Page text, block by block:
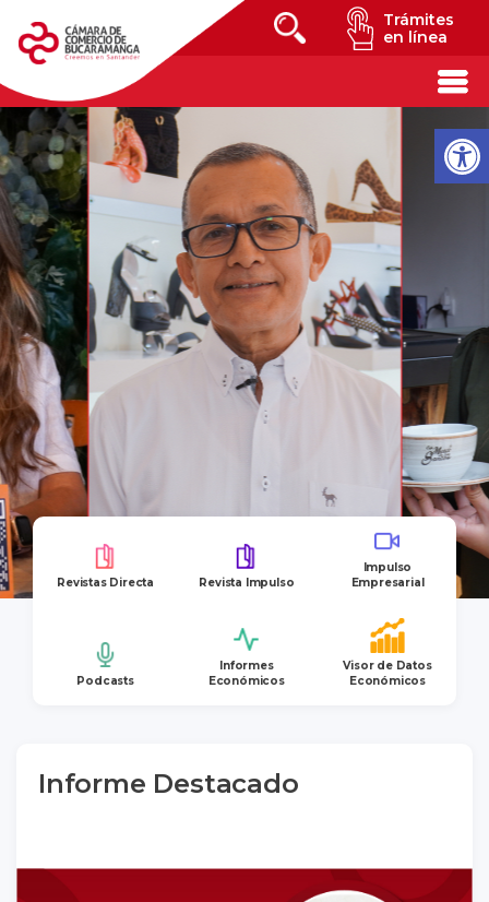
Trámites
en línea
Revistas Directa Revista Impulso
Impulso
Empresarial
Podcasts
Informes
Económicos
Visor de Datos
Económicos
Informe Destacado